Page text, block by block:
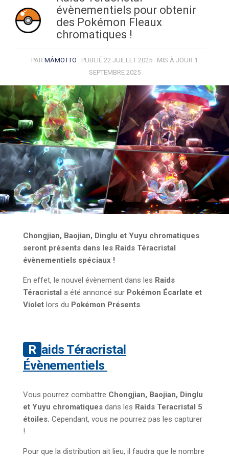
évènementiels pour obtenir
des Pokémon Fleaux
chromatiques !
PAR MÂMOTTO · PUBLIÉ 22 JUILLET 2025 · MIS À JOUR 1
SEPTEMBRE 2025
Chongjian, Baojian, Dinglu et Yuyu chromatiques
seront présents dans les Raids Téracristal
évènementiels spéciaux !
En effet, le nouvel évènement dans les Raids
Téracristal a été annoncé sur Pokémon Écarlate et
Violet lors du Pokémon Présents.
Raids Téracristal
Évènementiels
Vous pourrez combattre Chongjian, Baojian, Dinglu
et Yuyu chromatiques dans les Raids Teracristal 5
étoiles. Cependant, vous ne pourrez pas les capturer
!
Pour que la distribution ait lieu, il faudra que le nombre